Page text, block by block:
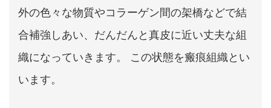
外の色々な物質やコラーゲン間の架橋などで結
合補強しあい、だんだんと真皮に近い丈夫な組
織になっていきます。 この状態を瘢痕組織とい
います。